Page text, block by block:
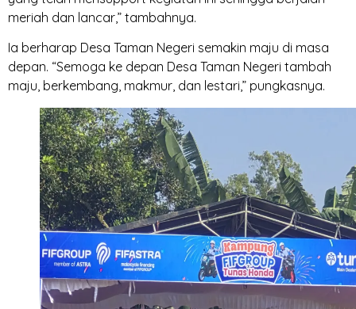
meriah dan lancar,” tambahnya.
Ia berharap Desa Taman Negeri semakin maju di masa
depan. “Semoga ke depan Desa Taman Negeri tambah
maju, berkembang, makmur, dan lestari,” pungkasnya.